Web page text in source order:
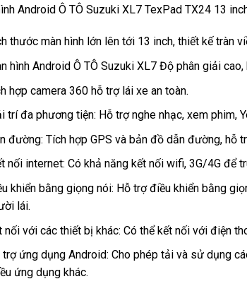
Android Ô TÔ Suzuki XL7 TexPad TX24 13
thước màn hình lớn lên tới 13 inch, thiết kế tràn
hình Android Ô TÔ Suzuki XL7 Độ phân giải cao,
hợp camera 360 hỗ trợ lái xe an toàn.
trí đa phương tiện: Hỗ trợ nghe nhạc, xem phim,
đường: Tích hợp GPS và bản đồ dẫn đường, hỗ
nối internet: Có khả năng kết nối wifi, 3G/4G để
khiển bằng giọng nói: Hỗ trợ điều khiển bằng
lái.
nối với các thiết bị khác: Có thể kết nối với điện
trợ ứng dụng Android: Cho phép tải và sử dụng
ứng dụng khác.